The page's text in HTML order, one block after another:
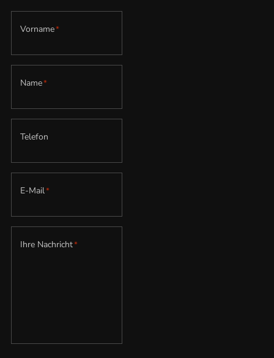
Vorname*
Name*
Telefon
E-Mail*
Ihre Nachricht*